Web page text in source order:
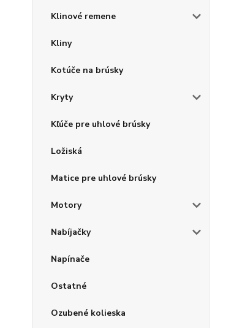
Klinové remene
Kliny
Kotúče na brúsky
Kryty
Kľúče pre uhlové brúsky
Ložiská
Matice pre uhlové brúsky
Motory
Nabíjačky
Napínače
Ostatné
Ozubené kolieska